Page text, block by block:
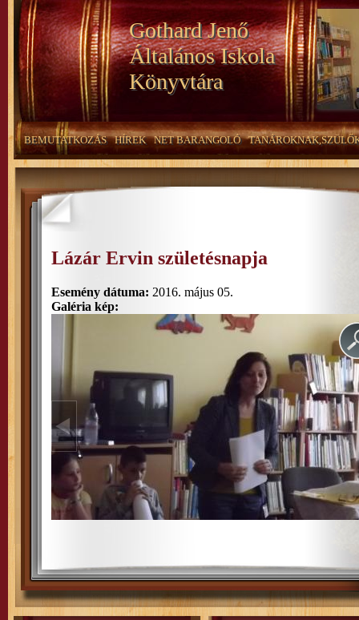
Gothard Jenő
Általános Iskola
Könyvtára
BEMUTATKOZÁS HÍREK NET BARANGOLÓ
Lázár Ervin születésnapja
Esemény dátuma: 2016. május 05.
Galéria kép: